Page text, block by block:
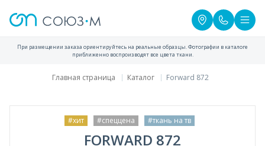
При размещении заказа ориентируйтесь на реальные образцы. Фотографии в каталоге
приближенно воспроизводят все цвета ткани.
Главная страница Каталог Forward 872
#хит #спеццена #ткань на тв
FORWARD 872